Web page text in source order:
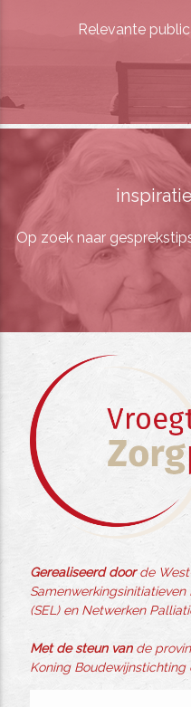
Relevante
Op zoek naar
Gerealiseerd doorde
(SEL) en Netwerken
Met de steun vande
Koning